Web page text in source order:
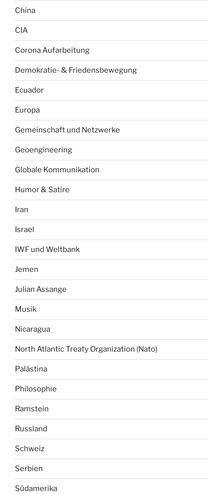
China
CIA
Corona Aufarbeitung
Demokratie- & Friedensbewegung
Ecuador
Europa
Gemeinschaft und Netzwerke
Geoengineering
Globale Kommunikation
Humor & Satire
Iran
Israel
IWF und Weltbank
Jemen
Julian Assange
Musik
Nicaragua
North Atlantic Treaty Organization (Nato)
Palästina
Philosophie
Ramstein
Russland
Schweiz
Serbien
Südamerika